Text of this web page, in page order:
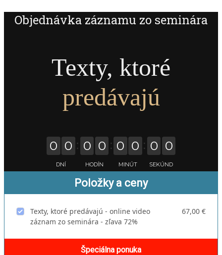
Objednávka záznamu zo seminára
Texty, ktoré
predávajú
0 0
DNÍ
0 0
HODÍN
0 0
MINÚT
0 0
SEKÚND
Položky a ceny
Texty, ktoré predávajú - online video
záznam zo seminára - zľava 72%
67,00 €
Špeciálna ponuka